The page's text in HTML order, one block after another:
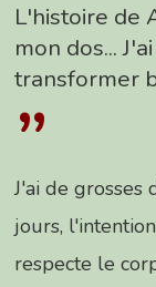
L'histoire de
mon dos...
transformer
”
J'ai de
jours,
respecte le